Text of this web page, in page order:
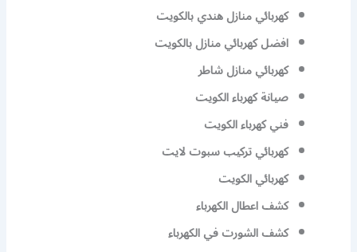
كهربائي منازل هندي بالكويت
افضل كهربائي منازل بالكويت
كهربائي منازل شاطر
صيانة كهرباء الكويت
فني كهرباء الكويت
كهربائي تركيب سبوت لايت
كهربائي الكويت
كشف اعطال الكهرباء
كشف الشورت في الكهرباء